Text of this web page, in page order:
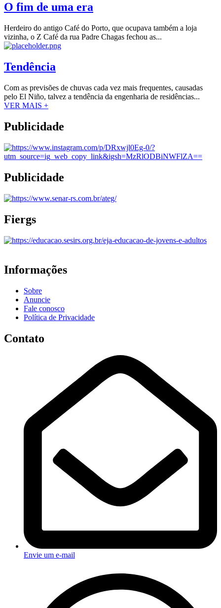
O fim de uma era
Herdeiro do antigo Café do Porto, que ocupava também a loja
vizinha, o Z Café da rua Padre Chagas fechou as...
Tendência
Com as previsões de chuvas cada vez mais frequentes, causadas
pelo El Niño, talvez a tendência da engenharia de residências...
VER MAIS +
Publicidade
Publicidade
Fiergs
Informações
Sobre
Anuncie
Fale conosco
Política de Privacidade
Contato
Envie um e-mail